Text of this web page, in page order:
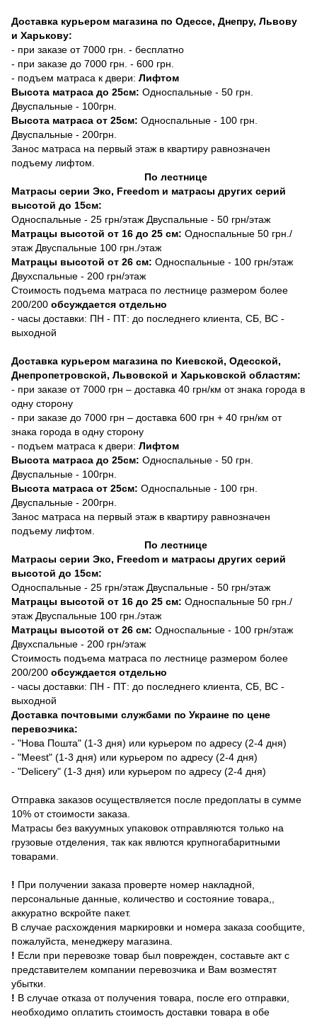
Доставка курьером магазина по Одессе, Днепру, Львову
и Харькову:
- при заказе от 7000 грн. - бесплатно
- при заказе до 7000 грн. - 600 грн.
- подъем матраса к двери: Лифтом
Высота матраса до 25см: Односпальные - 50 грн.
Двуспальные - 100грн.
Высота матраса от 25см: Односпальные - 100 грн.
Двуспальные - 200грн.
Занос матраса на первый этаж в квартиру равнозначен
подъему лифтом.
По лестнице
Матрасы серии Эко, Freedom и матрасы других серий
высотой до 15см:
Односпальные - 25 грн/этаж Двуспальные - 50 грн/этаж
Матрацы высотой от 16 до 25 см: Односпальные 50 грн./
этаж Двуспальные 100 грн./этаж
Матрацы высотой от 26 см: Односпальные - 100 грн/этаж
Двухспальные - 200 грн/этаж
Стоимость подъема матраса по лестнице размером более
200/200 обсуждается отдельно
- часы доставки: ПН - ПТ: до последнего клиента, СБ, ВС -
выходной
Доставка курьером магазина по Киевской, Одесской,
Днепропетровской, Львовской и Харьковской областям:
- при заказе от 7000 грн – доставка 40 грн/км от знака города в
одну сторону
- при заказе до 7000 грн – доставка 600 грн + 40 грн/км от
знака города в одну сторону
- подъем матраса к двери: Лифтом
Высота матраса до 25см: Односпальные - 50 грн.
Двуспальные - 100грн.
Высота матраса от 25см: Односпальные - 100 грн.
Двуспальные - 200грн.
Занос матраса на первый этаж в квартиру равнозначен
подъему лифтом.
По лестнице
Матрасы серии Эко, Freedom и матрасы других серий
высотой до 15см:
Односпальные - 25 грн/этаж Двуспальные - 50 грн/этаж
Матрацы высотой от 16 до 25 см: Односпальные 50 грн./
этаж Двуспальные 100 грн./этаж
Матрацы высотой от 26 см: Односпальные - 100 грн/этаж
Двухспальные - 200 грн/этаж
Стоимость подъема матраса по лестнице размером более
200/200 обсуждается отдельно
- часы доставки: ПН - ПТ: до последнего клиента, СБ, ВС -
выходной
Доставка почтовыми службами по Украине по цене
перевозчика:
- "Нова Пошта" (1-3 дня) или курьером по адресу (2-4 дня)
- "Meest" (1-3 дня) или курьером по адресу (2-4 дня)
- "Delicery" (1-3 дня) или курьером по адресу (2-4 дня)
Отправка заказов осуществляется после предоплаты в сумме
10% от стоимости заказа.
Матрасы без вакуумных упаковок отправляются только на
грузовые отделения, так как явлются крупногабаритными
товарами.
! При получении заказа проверте номер накладной,
персональные данные, количество и состояние товара,,
аккуратно вскройте пакет.
В случае расхождения маркировки и номера заказа сообщите,
пожалуйста, менеджеру магазина.
! Если при перевозке товар был поврежден, составьте акт с
представителем компании перевозчика и Вам возместят
убытки.
! В случае отказа от получения товара, после его отправки,
необходимо оплатить стоимость доставки товара в обе